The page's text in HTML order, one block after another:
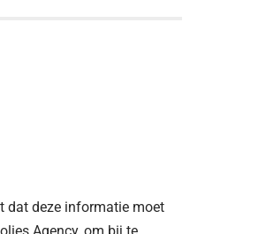
dat deze informatie moet
Agency, om bij te